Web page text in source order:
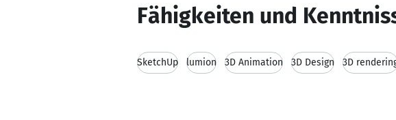
Fähigkeiten und
SketchUp lumion 3D Animation 3D Design 3D